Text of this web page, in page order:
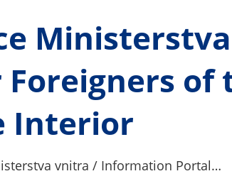
of
Interior
vnitra / Information Portal…